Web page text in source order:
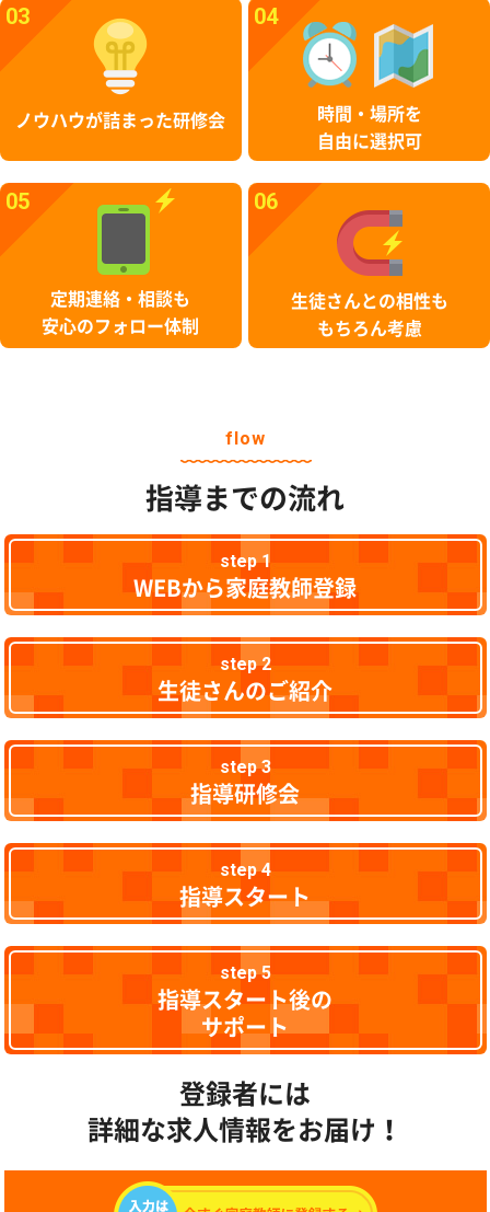
03
ノウハウが詰まった研修会
04
時間・場所を
自由に選択可
05
定期連絡・相談も
安心のフォロー体制
06
生徒さんとの相性も
もちろん考慮
flow
指導までの流れ
step 1
WEBから家庭教師登録
step 2
生徒さんのご紹介
step 3
指導研修会
step 4
指導スタート
step 5
指導スタート後の
サポート
登録者には
詳細な求人情報をお届け！